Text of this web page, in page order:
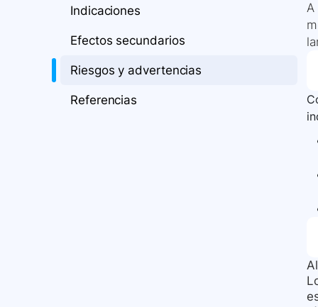
Indicaciones
Efectos secundarios
Riesgos y advertencias
Referencias
A